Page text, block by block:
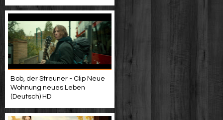
Bob, der Streuner - Clip Neue
Wohnung neues Leben
(Deutsch) HD